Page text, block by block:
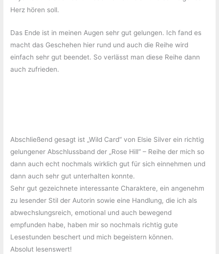
Herz hören soll.
Das Ende ist in meinen Augen sehr gut gelungen. Ich fand es
macht das Geschehen hier rund und auch die Reihe wird
einfach sehr gut beendet. So verlässt man diese Reihe dann
auch zufrieden.
Abschließend gesagt ist „Wild Card“ von Elsie Silver ein richtig
gelungener Abschlussband der „Rose Hill“ – Reihe der mich so
dann auch echt nochmals wirklich gut für sich einnehmen und
dann auch sehr gut unterhalten konnte.
Sehr gut gezeichnete interessante Charaktere, ein angenehm
zu lesender Stil der Autorin sowie eine Handlung, die ich als
abwechslungsreich, emotional und auch bewegend
empfunden habe, haben mir so nochmals richtig gute
Lesestunden beschert und mich begeistern können.
Absolut lesenswert!